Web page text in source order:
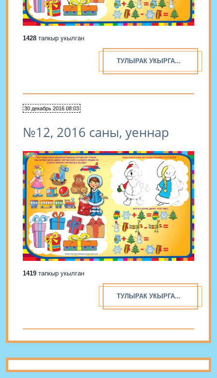
1428 тапкыр укылган
ТУЛЫРАК УКЫРГА...
30 декабрь 2016 08:03
№12, 2016 саны, уеннар
1419 тапкыр укылган
ТУЛЫРАК УКЫРГА...